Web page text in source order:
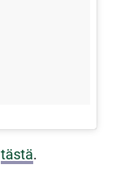
tästä.